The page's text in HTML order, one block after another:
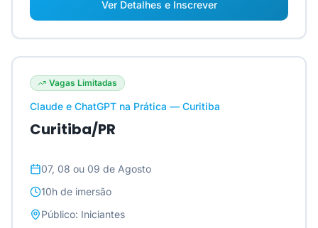
Ver Detalhes e Inscrever
Vagas Limitadas
Claude e ChatGPT na Prática — Curitiba
Curitiba/PR
07, 08 ou 09 de Agosto
10h de imersão
Público: Iniciantes